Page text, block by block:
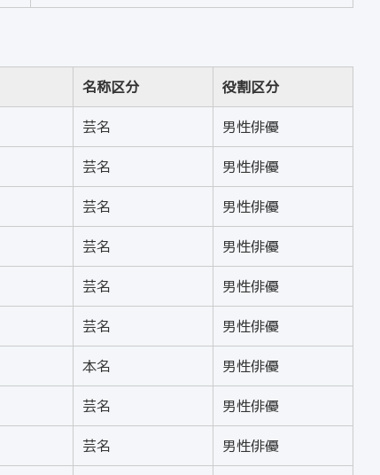
名称区分 役割区分
芸名 男性俳優
芸名 男性俳優
芸名 男性俳優
芸名 男性俳優
芸名 男性俳優
芸名 男性俳優
本名 男性俳優
芸名 男性俳優
芸名 男性俳優